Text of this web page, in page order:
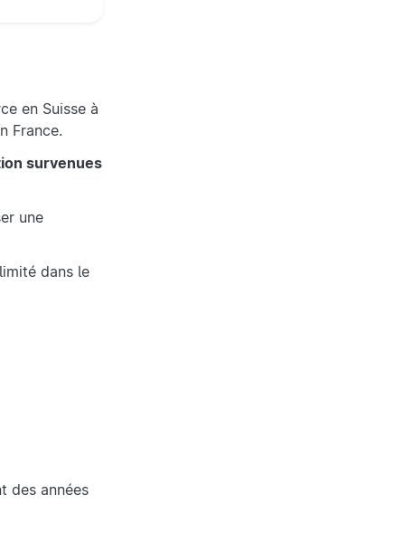
en Suisse à
France.
survenues
une
dans le
des années